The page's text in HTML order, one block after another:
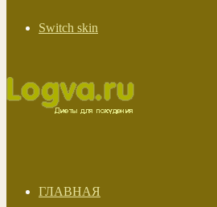
Switch skin
ГЛАВНАЯ